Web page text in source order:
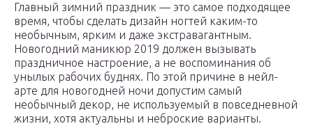
Главный зимний праздник — это самое подходящее
время, чтобы сделать дизайн ногтей каким-то
необычным, ярким и даже экстравагантным.
Новогодний маникюр 2019 должен вызывать
праздничное настроение, а не воспоминания об
унылых рабочих буднях. По этой причине в нейл-
арте для новогодней ночи допустим самый
необычный декор, не используемый в повседневной
жизни, хотя актуальны и неброские варианты.